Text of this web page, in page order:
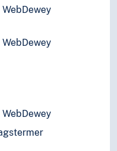
WebDewey
WebDewey
WebDewey